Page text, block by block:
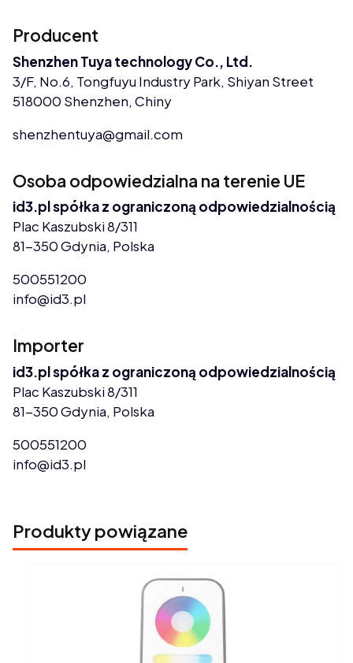
Producent
Shenzhen Tuya technology Co., Ltd.
3/F, No.6, Tongfuyu Industry Park, Shiyan Street
518000 Shenzhen, Chiny
shenzhentuya@gmail.com
Osoba odpowiedzialna na terenie UE
id3.pl spółka z ograniczoną odpowiedzialnością
Plac Kaszubski 8/311
81-350 Gdynia, Polska
500551200
info@id3.pl
Importer
id3.pl spółka z ograniczoną odpowiedzialnością
Plac Kaszubski 8/311
81-350 Gdynia, Polska
500551200
info@id3.pl
Produkty powiązane